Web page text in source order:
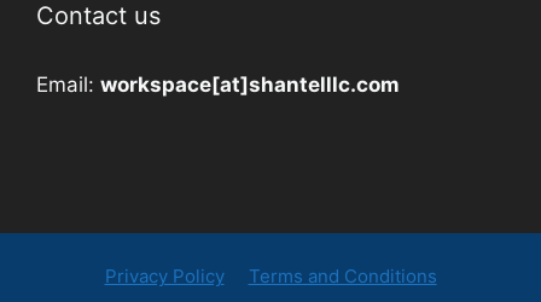
Contact us
Email: workspace[at]shantelllc.com
Privacy Policy Terms and Conditions